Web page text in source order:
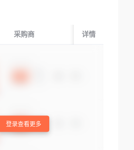
采购商 起运国/地区
详情
登录查看更多